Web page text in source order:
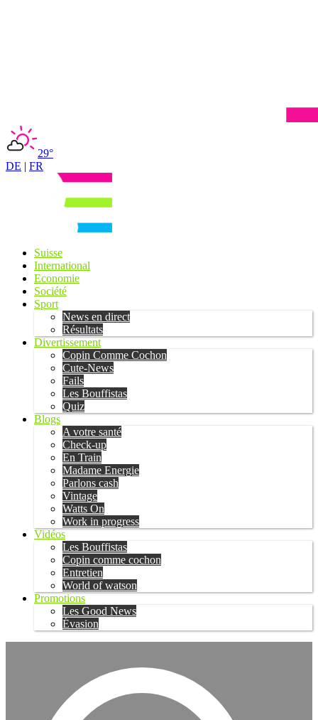
29°
DE | FR
Suisse
International
Economie
Société
Sport
News en direct
Résultats
Divertissement
Copin Comme Cochon
Cute-News
Fails
Les Bouffistas
Quiz
Blogs
A votre santé
Check-up
En Train
Madame Energie
Parlons cash
Vintage
Watts On
Work in progress
Vidéos
Les Bouffistas
Copin comme cochon
Entretien
World of watson
Promotions
Les Good News
Évasion